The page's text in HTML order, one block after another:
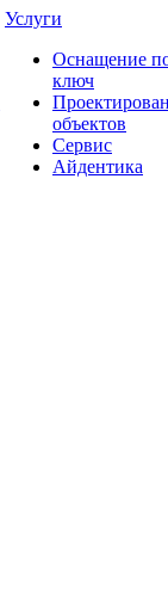
Услуги
Оснащение
ключ
объектов
Сервис
Айдентика